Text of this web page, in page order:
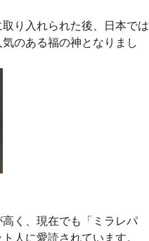
り入れられた後、日本では
のある福の神となりまし
く、現在でも「ミラレパ
人に愛読されています。